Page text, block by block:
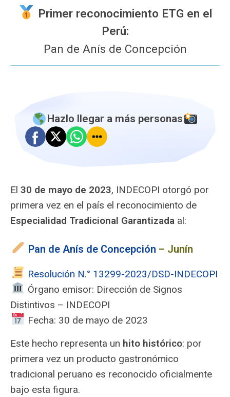
Primer reconocimiento ETG en el
Perú:
Pan de Anís de Concepción
Hazlo llegar a más personas
El 30 de mayo de 2023, INDECOPI otorgó por
primera vez en el país el reconocimiento de
Especialidad Tradicional Garantizada al:
Pan de Anís de Concepción – Junín
Resolución N.° 13299-2023/DSD-INDECOPI
️ Órgano emisor: Dirección de Signos
Distintivos – INDECOPI
Fecha: 30 de mayo de 2023
Este hecho representa un hito histórico: por
primera vez un producto gastronómico
tradicional peruano es reconocido oficialmente
bajo esta figura.